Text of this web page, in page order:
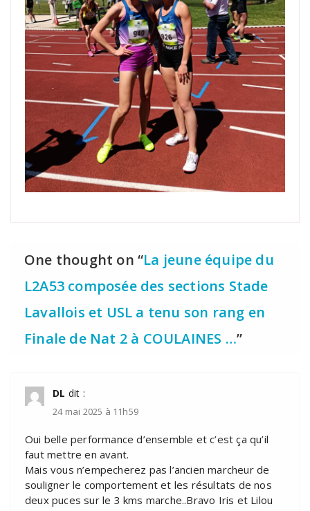
One thought on “La jeune équipe du
L2A53 composée des sections Stade
Lavallois et USL a tenu son rang en
Finale de Nat 2 à COULAINES …”
DL dit :
24 mai 2025 à 11h59
Oui belle performance d’ensemble et c’est ça qu’il
faut mettre en avant.
Mais vous n’empecherez pas l’ancien marcheur de
souligner le comportement et les résultats de nos
deux puces sur le 3 kms marche..Bravo Iris et Lilou